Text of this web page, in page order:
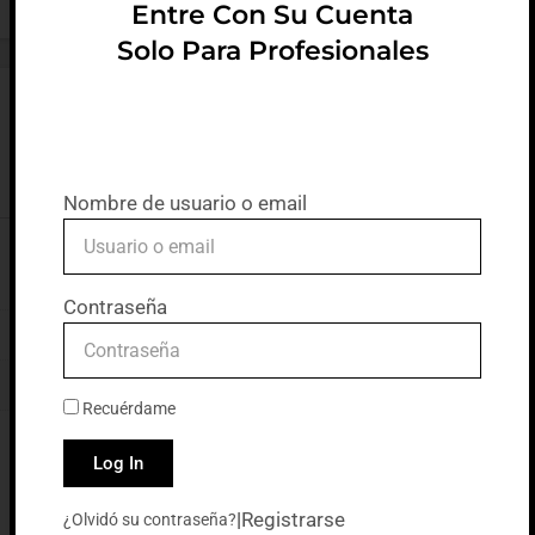
Entre Con Su Cuenta
Solo Para Profesionales
Nombre de usuario o email
Contraseña
Recuérdame
Log In
¿Olvidó su contraseña?|Registrarse